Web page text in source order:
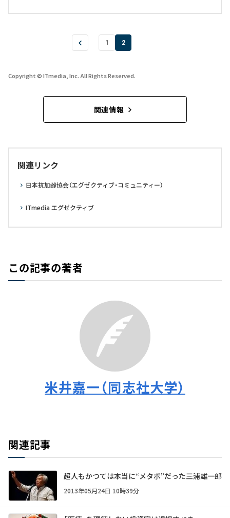
1 2
Copyright © ITmedia, Inc. All Rights Reserved.
関連情報
関連リンク
日本抗加齢協会（エグゼクティブ・コミュニティー）
ITmedia エグゼクティブ
この記事の著者
米井嘉一（同志社大学）
関連記事
超人もかつては本当に“メタボ”だった――三浦雄一郎
2013年05月24日 10時39分